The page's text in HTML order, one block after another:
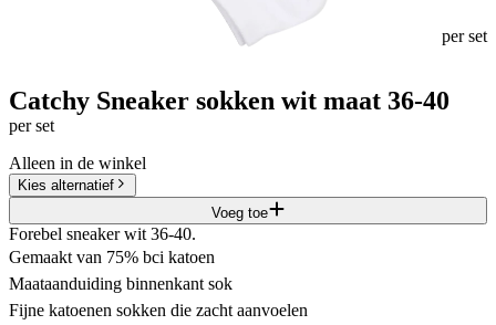
per set
Catchy Sneaker sokken wit maat 36-40
per set
Alleen in de winkel
Kies alternatief
Voeg toe
Forebel sneaker wit 36-40.
Gemaakt van 75% bci katoen
Maataanduiding binnenkant sok
Fijne katoenen sokken die zacht aanvoelen